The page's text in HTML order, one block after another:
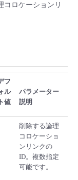
コロケーションリ
フ
ル
ト値
パラメーター
説明
削除する論理
コロケーショ
ンリンクの
ID。複数指定
可能です。